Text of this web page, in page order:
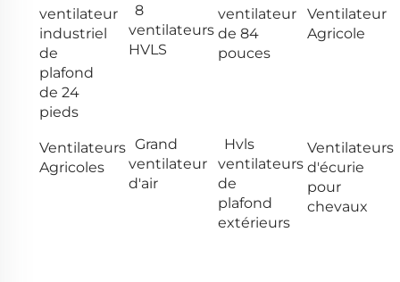
ventilateur
industriel
de
plafond
de 24
pieds
8
ventilateurs
HVLS
ventilateur
de 84
pouces
Ventilateur
Agricole
Ventilateurs
Agricoles
Grand
ventilateur
d'air
Hvls
ventilateurs
de
plafond
extérieurs
Ventilateurs
d'écurie
pour
chevaux